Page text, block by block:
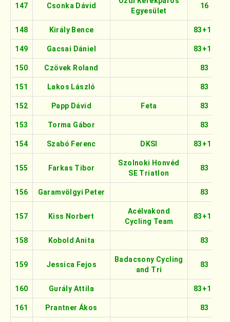
147 Csonka Dávid
Egyesület
16
148 Király Bence 83+16
149 Gacsai Dániel 83+16
150 Czövek Roland 83
151 Lakos László 83
152 Papp Dávid Feta 83
153 Torma Gábor 83
154 Szabó Ferenc DKSI 83+16
155 Farkas Tibor
Szolnoki Honvéd
SE Triatlon
83
156 Garamvölgyi Peter 83
157 Kiss Norbert
Acélvakond
Cycling Team
83+16
158 Kobold Anita 83
159 Jessica Fejos
Badacsony Cycling
and Tri
83
160 Gurály Attila 83+16
161 Prantner Ákos 83